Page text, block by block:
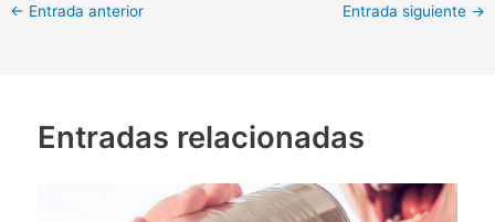
← Entrada anterior Entrada siguiente →
Entradas relacionadas